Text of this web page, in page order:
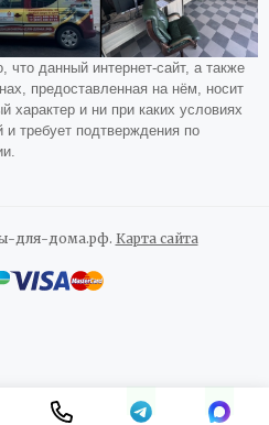
данный интернет-сайт, а также
предоставленная на нём, носит
характер и ни при каких условиях
и требует подтверждения по
для-дома.рф. Карта сайта